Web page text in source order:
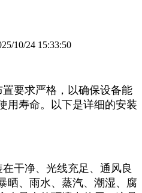
10/24 15:33:50
要求严格，以确保设备能
用寿命。以下是详细的安装
干净、光线充足、通风良
晒、雨水、蒸汽、潮湿、腐